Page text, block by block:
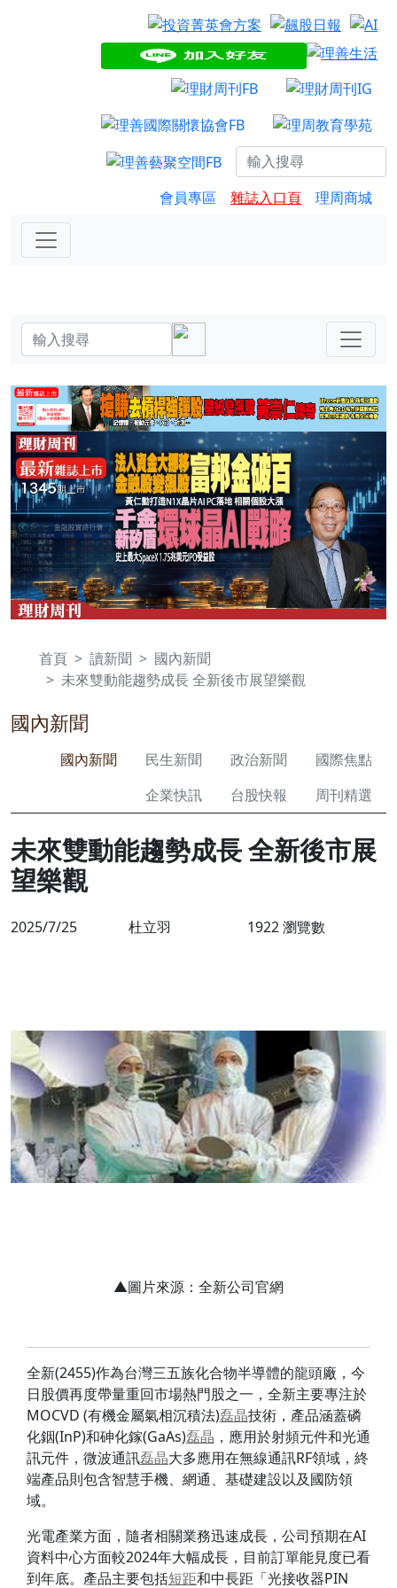
會員專區 雜誌入口頁 理周商城
首頁 讀新聞
國內新聞
未來雙動能趨勢成長 全新後市展望樂觀
國內新聞
國內新聞 民生新聞 政治新聞
國際焦點
企業快訊
台股快報 周刊精選
未來雙動能趨勢成長 全新後市展
望樂觀
2025/7/25 杜立羽 1922 瀏覽數
▲圖片來源：全新公司官網
全新(2455)作為台灣三五族化合物半導體的龍頭廠，今
日股價再度帶量重回市場熱門股之一，全新主要專注於
MOCVD (有機金屬氣相沉積法)磊晶技術，產品涵蓋磷
化銦(InP)和砷化鎵(GaAs)磊晶 ，應用於射頻元件和光通
訊元件，微波通訊磊晶大多應用在無線通訊RF領域，終
端產品則包含智慧手機、網通、基礎建設以及國防領
域。
光電產業方面，隨者相關業務迅速成長，公司預期在AI
資料中心方面較2024年大幅成長，目前訂單能見度已看
到年底。產品主要包括短距和中長距「光接收器PIN